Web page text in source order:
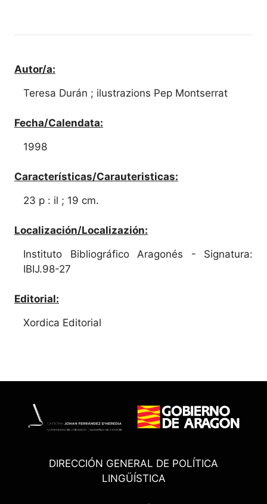
Autor/a:
Teresa Durán ; ilustrazions Pep Montserrat
Fecha/Calendata:
1998
Características/Carauteristicas:
23 p : il ; 19 cm.
Localización/Localizazión:
Instituto Bibliográfico Aragonés - Signatura:
IBIJ.98-27
Editorial:
Xordica Editorial
DIRECCIÓN GENERAL DE POLÍTICA
LINGÜÍSTICA